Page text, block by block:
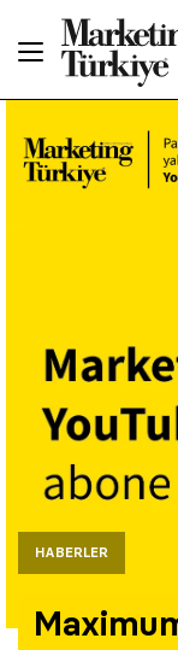
HABERLER
Haberler
Etkinlikler
Söyleşiler
Kariyer
Yazarlar
Araştırma